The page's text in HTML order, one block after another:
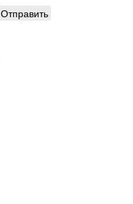
Отправить